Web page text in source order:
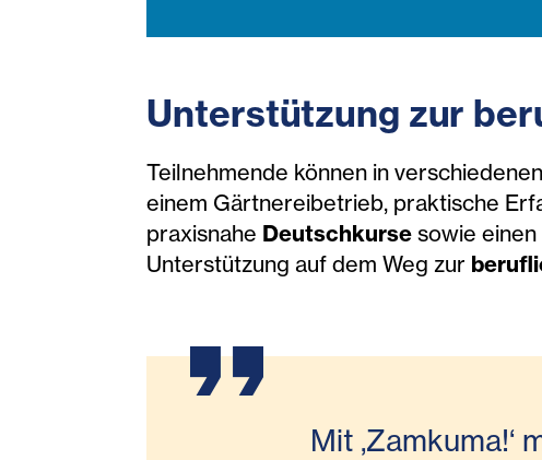
Unterstützung zur
Teilnehmende können in
einem Gärtnereibetrieb, praktische
praxisnahe Deutschkursesowie einen
Unterstützung auf dem Weg zur
Mit ‚Zamkuma!‘